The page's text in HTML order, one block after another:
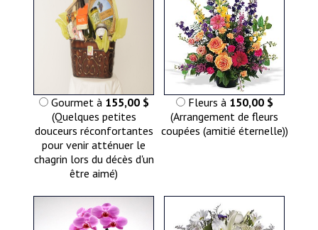
Gourmet à 155,00 $
(Quelques petites
douceurs réconfortantes
pour venir atténuer le
chagrin lors du décès d'un
être aimé)
Fleurs à 150,00 $
(Arrangement de fleurs
coupées (amitié éternelle))